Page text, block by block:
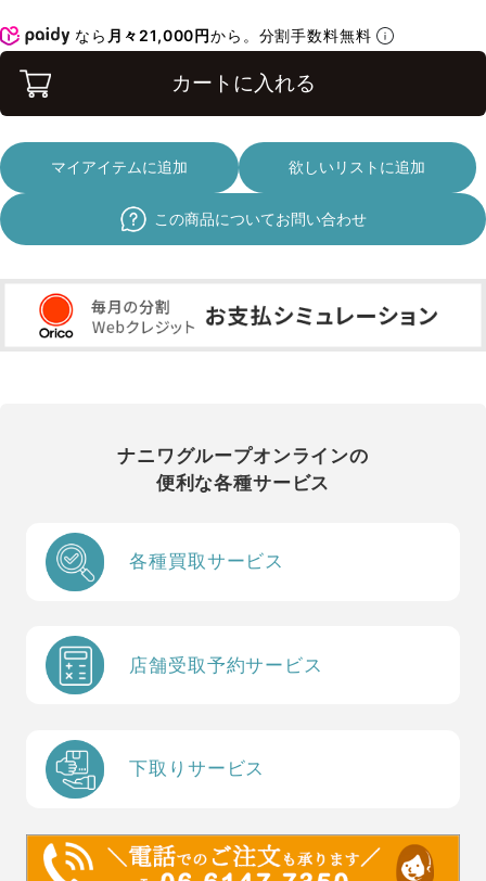
なら 月々21,000円から。分割手数料無料
カートに入れる
マイアイテムに追加 欲しいリストに追加
この商品についてお問い合わせ
ナニワグループオンラインの
便利な各種サービス
各種買取サービス
店舗受取予約サービス
下取りサービス